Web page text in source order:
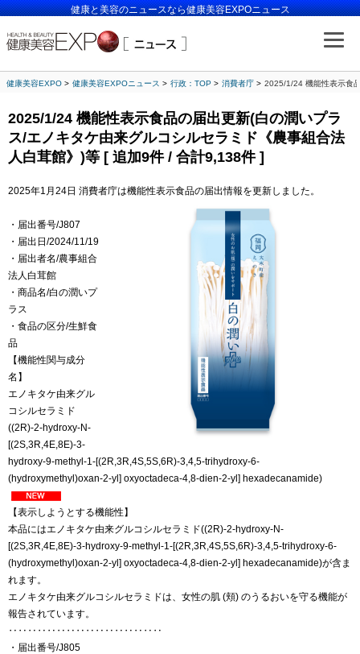
健康と美容のニュースなら健康美容EXPOニュース
健康美容EXPO 健康美容EXPOニュース 行政：TOP 消費者庁 2025/1/24 機能性表示食
2025/1/24 機能性表示食品の届出更新(白の潤いプラ
ス/エノキタケ由来グルコシルセラミド《農事組合法
人白茸館》)等 [ 追加9件 / 合計9,138件 ]
2025年1月24日 消費者庁は機能性表示食品の届出情報を更新しました。
・届出番号/J807
・届出日/2024/11/19
・届出者名/農事組合
法人白茸館
・商品名/白の潤いプ
ラス
・食品の区分/生鮮食
品
【機能性関与成分
名】
エノキタケ由来グル
コシルセラミド
((2R)-2-hydroxy-N-
[(2S,3R,4E,8E)-3-
hydroxy-9-methyl-1-[(2R,3R,4S,5S,6R)-3,4,5-trihydroxy-6-
(hydroxymethyl)oxan-2-yl] oxyoctadeca-4,8-dien-2-yl] hexadecanamide)
【表示しようとする機能性】
本品にはエノキタケ由来グルコシルセラミド((2R)-2-hydroxy-N-
[(2S,3R,4E,8E)-3-hydroxy-9-methyl-1-[(2R,3R,4S,5S,6R)-3,4,5-trihydroxy-6-
(hydroxymethyl)oxan-2-yl] oxyoctadeca-4,8-dien-2-yl] hexadecanamide)が含ま
れます。
エノキタケ由来グルコシルセラミドは、女性の肌 (頬) のうるおいを守る機能が
報告されています。
‥‥‥‥‥‥‥‥‥‥‥‥‥‥‥‥
・届出番号/J805